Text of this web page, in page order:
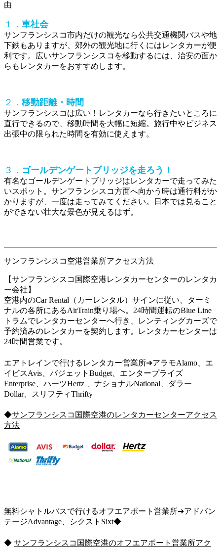
由
１． 車社会
サンフランシスコ市内だけの観光なら公共交通機関バスや地
下鉄もありますが、郊外の観光地に行くにはレンタカーが便
利です。広いサンフランシスコを移動するには、治安の面か
らもレンタカーをおすすめします。
２． 移動距離・時間
サンフランシスコは広い！レンタカーなら行きたいところに
直行できるので、移動時間を大幅に短縮。旅行中やビジネス
出張中の限られた時間を有効に使えます。
３． ゴールデンゲートブリッジを走ろう！
有名なゴールデンゲートブリッジはレンタカーで走ってみた
いスポット。サンフランシスコ方面へ向かう時は通行料がか
かりますが、一度は走ってみてください。日本では見ること
ができない壮大な景色が見えるはず。
サンフランシスコ空港営業所アクセス方法
【サンフランシスコ国際空港レンタカーセンターのレンタカ
ー会社】
空港内のCar Rental（カーレンタル）サインに従い、ターミ
ナルの各所にあるAirTrain乗り場へ。24時間運転のBlue Line
トラムでレンタカーセンターへ行き、レンティングカーズで
予約済みのレンタカーを契約します。レンタカーセンターは
24時間営業です。
エアトレインで行けるレンタカー営業所➔アラモAlamo、エ
イビスAvis、バジェットBudget、エンタープライズ
Enterprise、ハーツHertz 、ナショナルNational、ダラー
Dollar、スリフティThrifty
◆サンフランシスコ国際空港のレンタカーセンターアクセス
方法
無料シャトルバスで行けるオフエアポート営業所➔アドバン
テージAdvantage、シクストSixt◆
◆ サンフランシスコ国際空港のオフエアポート営業所アク